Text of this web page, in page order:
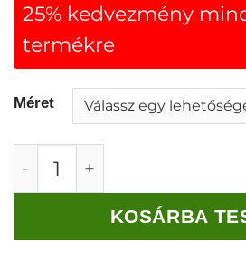
25% kedvezmény
termékre
Méret
Dolcezza "Tavaszi Öröm"
KOSÁRBA